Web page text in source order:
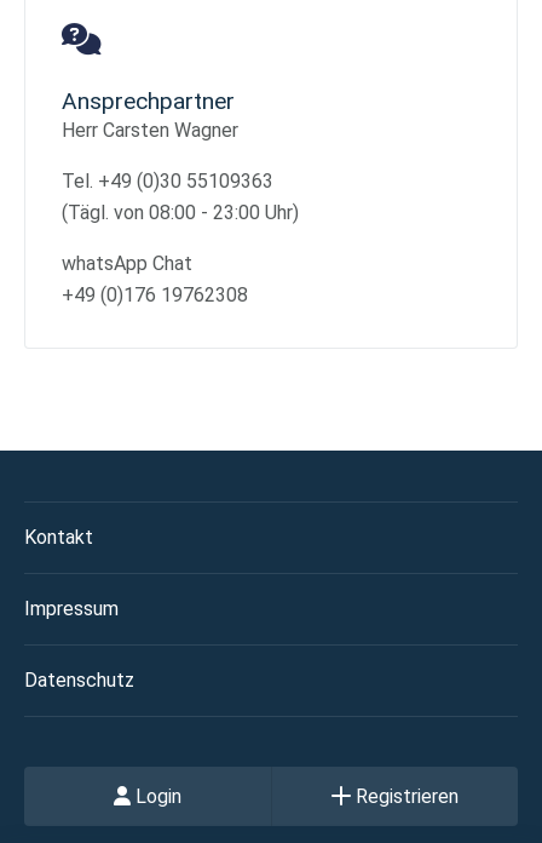
Ansprechpartner
Herr Carsten Wagner
Tel. +49 (0)30 55109363
(Tägl. von 08:00 - 23:00 Uhr)
whatsApp Chat
+49 (0)176 19762308
Kontakt
Impressum
Datenschutz
Login Registrieren